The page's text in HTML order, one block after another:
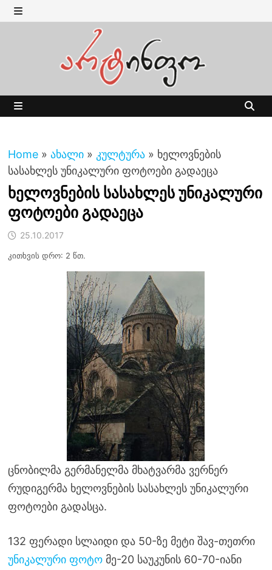
Skip
to MENU
Home » ახალი » კულტურა » ხელოვნების
სასახლეს უნიკალური ფოტოები გადაეცა
ხელოვნების სასახლეს უნიკალური
ფოტოები გადაეცა
25.10.2017
კითხვის დრო: 2 წთ.
ცნობილმა გერმანელმა მხატვარმა ვერნერ
რუდიგერმა ხელოვნების სასახლეს უნიკალური
ფოტოები გადასცა.
132 ფერადი სლაიდი და 50-ზე მეტი შავ-თეთრი
უნიკალური ფოტომე-20 საუკუნის 60-70-იანი